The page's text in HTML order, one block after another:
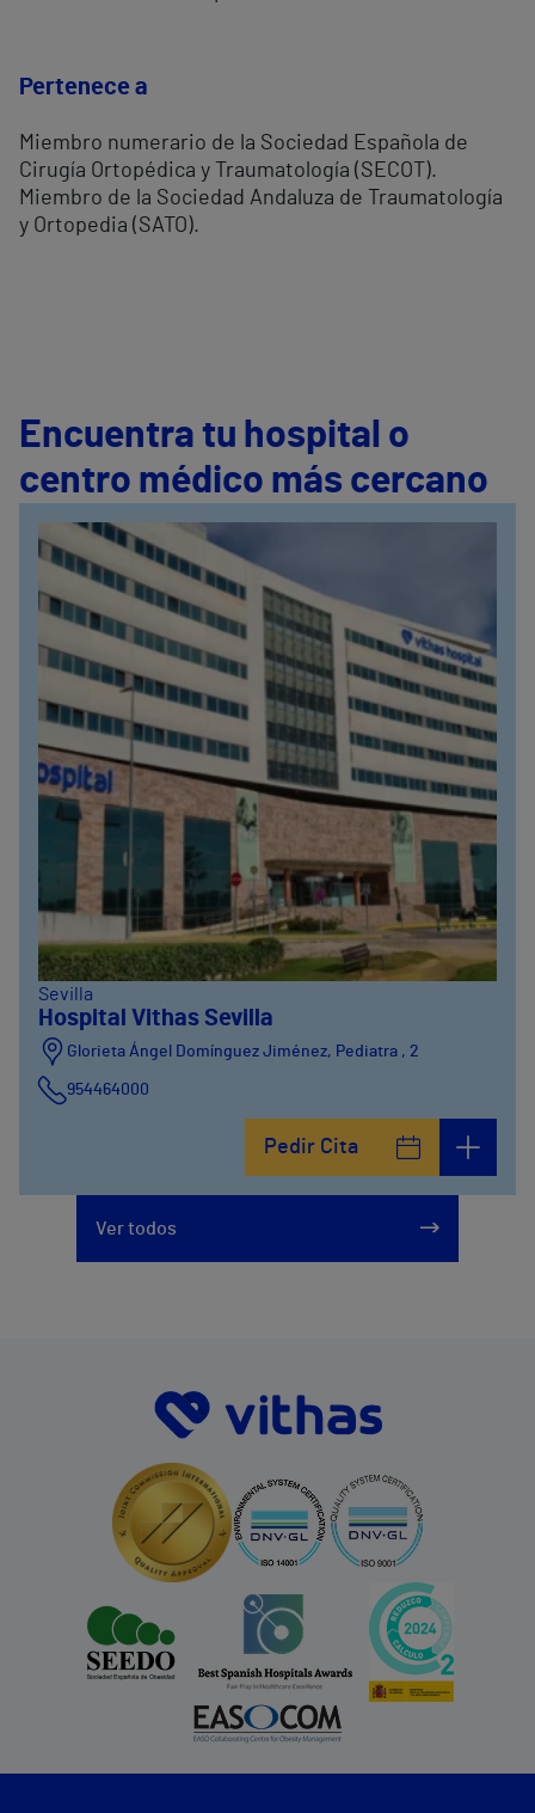
Pertenece a
Miembro numerario de la Sociedad Española de
Cirugía Ortopédica y Traumatología (SECOT).
Miembro de la Sociedad Andaluza de Traumatología
y Ortopedia (SATO).
Encuentra tu hospital o
centro médico más cercano
Sevilla
Hospital Vithas Sevilla
Glorieta Ángel Domínguez Jiménez, Pediatra , 2
954464000
Pedir Cita
Ver todos